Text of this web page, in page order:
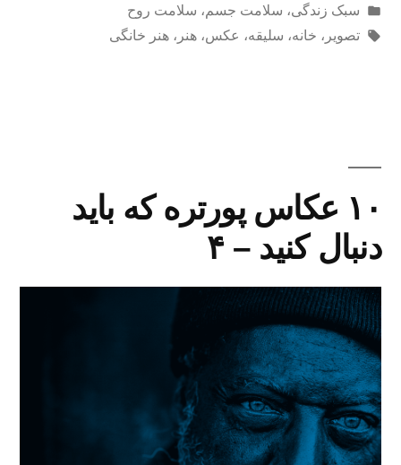
ارسال
شده
سبک زندگی، سلامت جسم، سلامت روح
برچسب‌ها:
تصویر ، خانه، سلیقه، عکس، هنر ، هنر خانگی
۱۰ عکاس پورتره که باید
دنبال کنید – ۴